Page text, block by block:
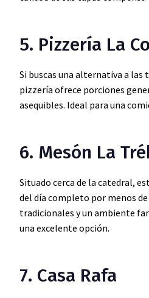
5. Pizzería La
Si buscas una alternativa a
pizzería ofrece porciones
asequibles. Ideal para una
6. Mesón La
Situado cerca de la catedral,
del día completo por menos
tradicionales y un ambiente
una excelente opción.
7. Casa Rafa